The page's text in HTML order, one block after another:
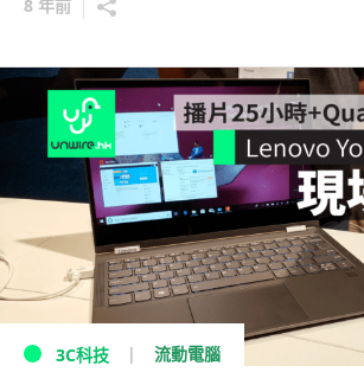
8 年前
3C科技 流動電腦